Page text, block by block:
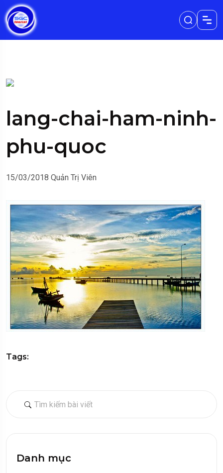
Danh mục
lang-chai-ham-ninh-
phu-quoc
15/03/2018 Quản Trị Viên
Tags: